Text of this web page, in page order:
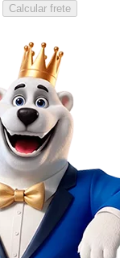
Calcular frete